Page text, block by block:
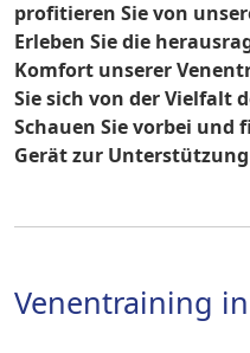
profitieren Sie von
Erleben Sie die
Komfort unserer
Sie sich von der Vielfalt
Schauen Sie vorbei und
Gerät zur
Venentraining